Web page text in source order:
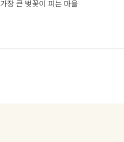
가장 큰 벚꽃이 피는 마을